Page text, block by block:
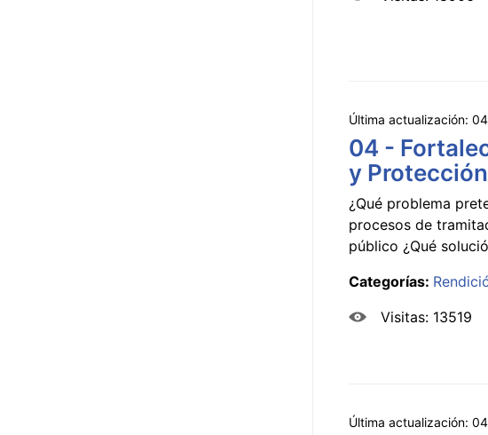
Última actualización:
04 -
y
¿Qué problema
procesos de
público ¿Qué
Categorías:
Visitas: 13519
Última actualización: